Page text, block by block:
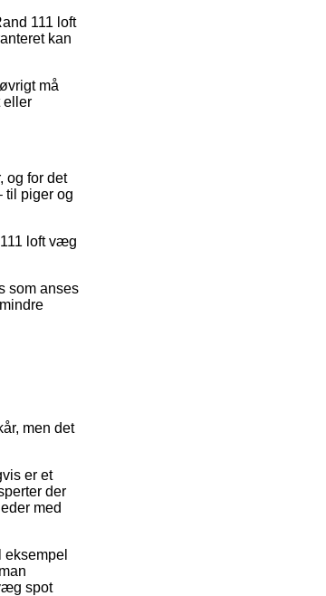
111 loft
kan
må
eller
og for det
til piger og
loft væg
som anses
men det
er et
der
med
spot